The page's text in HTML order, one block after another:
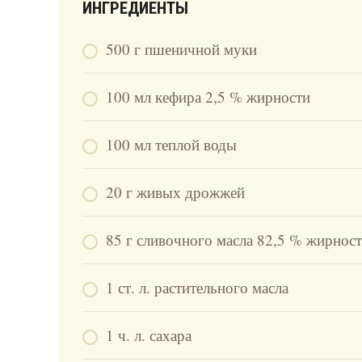
ИНГРЕДИЕНТЫ
500 г пшеничной муки
100 мл кефира 2,5 % жирности
100 мл теплой воды
20 г живых дрожжей
85 г сливочного масла 82,5 %
1 ст. л. растительного масла
1 ч. л. сахара